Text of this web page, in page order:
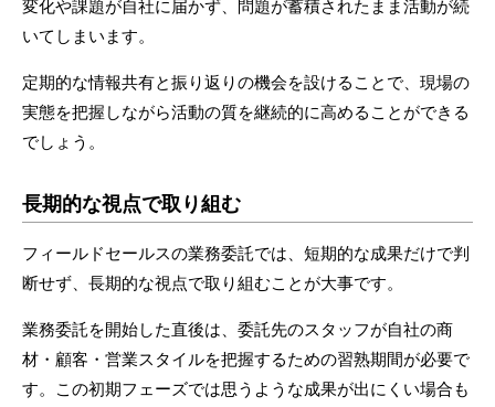
変化や課題が自社に届かず、問題が蓄積されたまま活動が続
いてしまいます。
定期的な情報共有と振り返りの機会を設けることで、現場の
実態を把握しながら活動の質を継続的に高めることができる
でしょう。
長期的な視点で取り組む
フィールドセールスの業務委託では、短期的な成果だけで判
断せず、長期的な視点で取り組むことが大事です。
業務委託を開始した直後は、委託先のスタッフが自社の商
材・顧客・営業スタイルを把握するための習熟期間が必要で
す。この初期フェーズでは思うような成果が出にくい場合も